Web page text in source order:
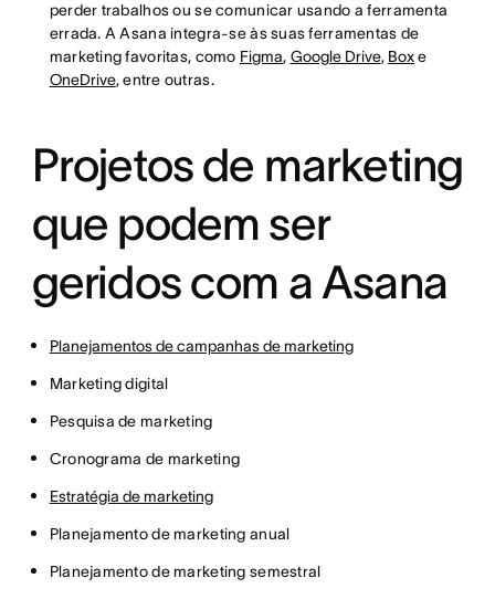
perder trabalhos ou se comunicar usando a ferramenta
errada. A Asana integra-se às suas ferramentas de
marketing favoritas, como Figma, Google Drive, Boxe
OneDrive, entre outras.
Projetos de marketing
que podem ser
geridos com a Asana
Planejamentos de campanhas de marketing
Marketing digital
Pesquisa de marketing
Cronograma de marketing
Estratégia de marketing
Planejamento de marketing anual
Planejamento de marketing semestral